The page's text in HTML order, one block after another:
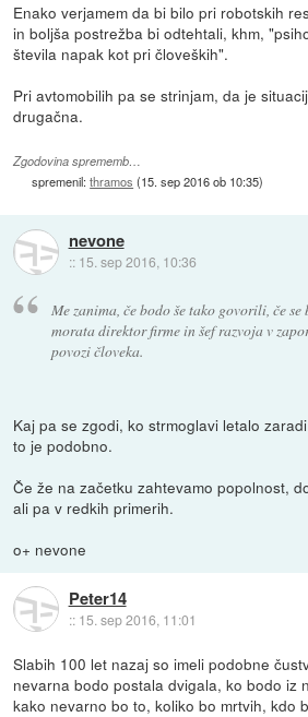
Enako verjamem da bi bilo pri robotskih
in boljša postrežba bi odtehtali, khm,
števila napak kot pri človeških".
Pri avtomobilih pa se strinjam, da je
drugačna.
Zgodovina sprememb…
spremenil:thramos (15. sep 2016 ob 10:35)
nevone
:: 15. sep 2016, 10:36
Me zanima, če bodo še tako govorili, če se
morata direktor firme in šef razvoja v
povozi človeka.
Kaj pa se zgodi, ko strmoglavi letalo
to je podobno.
Če že na začetku zahtevamo popolnost,
ali pa v redkih primerih.
o+ nevone
Peter14
:: 15. sep 2016, 11:01
Slabih 100 let nazaj so imeli podobne
nevarna bodo postala dvigala, ko bodo iz
kako nevarno bo to, koliko bo mrtvih, kdo